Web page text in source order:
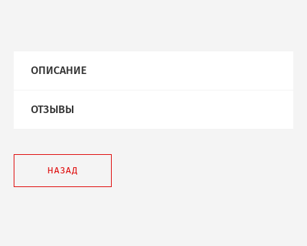
ОПИСАНИЕ
ОТЗЫВЫ
НАЗАД